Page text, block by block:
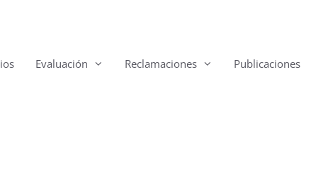
Evaluación Reclamaciones Publicaciones